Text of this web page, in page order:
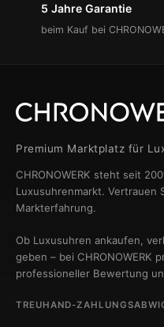
5 Jahre Garantie
beim Kauf bei
Premium Marktplatz für
CHRONOWERK steht seit
Luxusuhrenmarkt. Vertrauen
Markterfahrung.
Ob Luxusuhren ankaufen,
geben – bei CHRONOWERK
professioneller Bewertung
TREUHAND-